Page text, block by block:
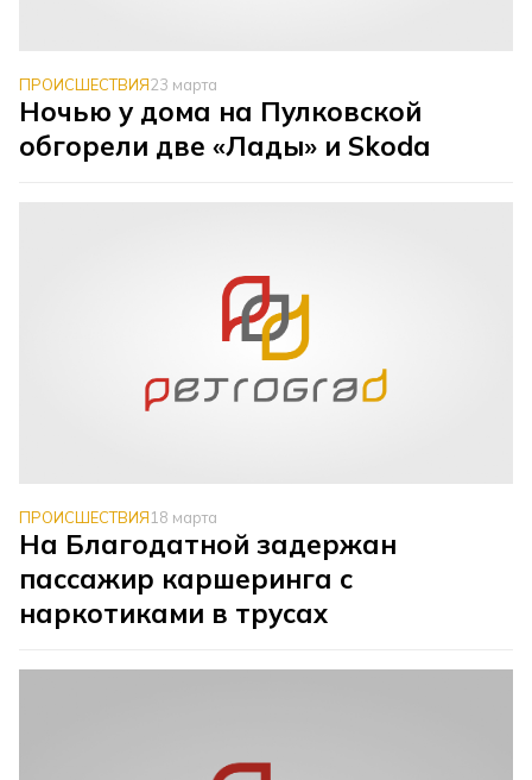
ПРОИСШЕСТВИЯ23 марта
Ночью у дома на Пулковской
обгорели две «Лады» и Skoda
ПРОИСШЕСТВИЯ18 марта
На Благодатной задержан
пассажир каршеринга с
наркотиками в трусах